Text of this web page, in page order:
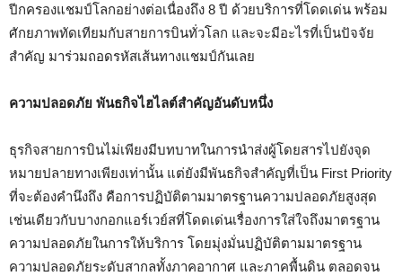
ปีกครองแชมป์โลกอย่างต่อเนื่องถึง 8 ปี ด้วยบริการที่โดดเด่น พร้อม
ศักยภาพทัดเทียมกับสายการบินทั่วโลก และจะมีอะไรที่เป็นปัจจัย
สำคัญ มาร่วมถอดรหัสเส้นทางแชมป์กันเลย
ความปลอดภัย พันธกิจไฮไลต์สำคัญอันดับหนึ่ง
ธุรกิจสายการบินไม่เพียงมีบทบาทในการนำส่งผู้โดยสารไปยังจุด
หมายปลายทางเพียงเท่านั้น แต่ยังมีพันธกิจสำคัญที่เป็น First Priority
ที่จะต้องคำนึงถึง คือการปฏิบัติตามมาตรฐานความปลอดภัยสูงสุด
เช่นเดียวกับบางกอกแอร์เวย์สที่โดดเด่นเรื่องการใส่ใจถึงมาตรฐาน
ความปลอดภัยในการให้บริการ โดยมุ่งมั่นปฏิบัติตามมาตรฐาน
ความปลอดภัยระดับสากลทั้งภาคอากาศ และภาคพื้นดิน ตลอดจน